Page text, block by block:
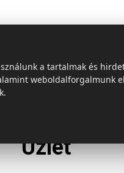
és szállítás
Üzlet
a tartalmak és
weboldalforgalmunk